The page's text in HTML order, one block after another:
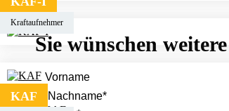
Kraftaufnehmer
KAF
Sie wünschen